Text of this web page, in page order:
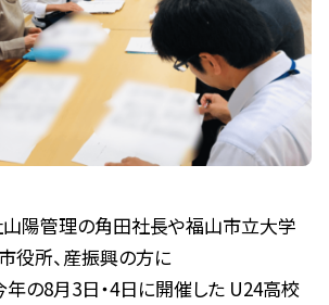
陽管理の角田社長や福山市立大学
役所、産振興の方に
年の8月3日・4日に開催した U24高校